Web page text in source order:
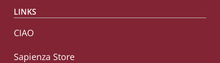
LINKS
CIAO
Sapienza Store